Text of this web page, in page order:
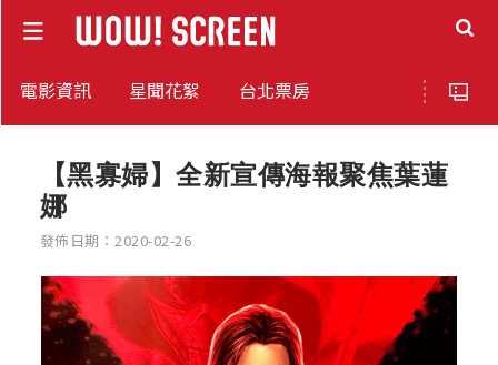
電影資訊 星聞花絮 台北票房
【黑寡婦】全新宣傳海報聚焦葉蓮
娜
發佈日期：2020-02-26